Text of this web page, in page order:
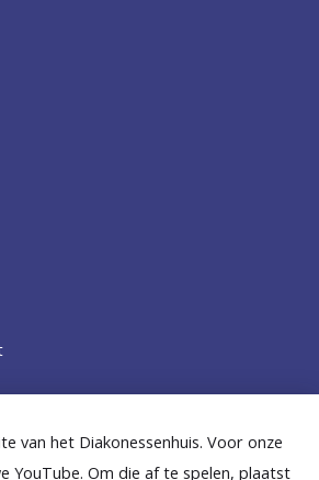
van het Diakonessenhuis. Voor onze
YouTube. Om die af te spelen, plaatst